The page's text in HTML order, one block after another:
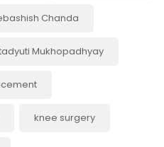
Chanda
Mukhopadhyay
knee surgery